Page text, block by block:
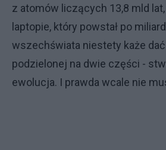
z atomów liczących 13,8 mld
laptopie, który powstał po
wszechświata niestety każe
podzielonej na dwie części -
ewolucja. I prawda wcale nie